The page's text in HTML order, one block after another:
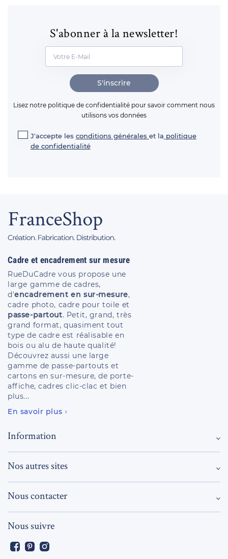
S'abonner à la newsletter!
S'inscrire
Lisez notre politique de confidentialité pour savoir comment nous
utilisons vos données
J'accepte les conditions générales et la politique
de confidentialité
Cadre et encadrement sur mesure
RueDuCadre vous propose une
large gamme de cadres,
d'encadrement en sur-mesure,
cadre photo, cadre pour toile et
passe-partout. Petit, grand, très
grand format, quasiment tout
type de cadre est réalisable en
bois ou alu de haute qualité!
Découvrez aussi une large
gamme de passe-partouts et
cartons en sur-mesure, de porte-
affiche, cadres clic-clac et bien
plus...
En savoir plus
Information
Nos autres sites
Nous contacter
Nous suivre
FacebookPinterest